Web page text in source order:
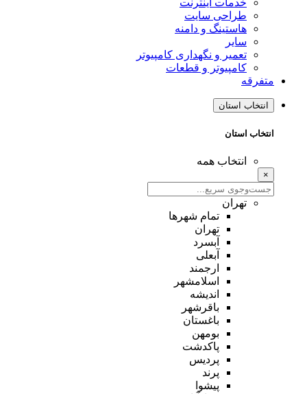
خدمات اینترنت
طراحی سایت
هاستینگ و دامنه
سایر
تعمیر و نگهداری کامپیوتر
کامپیوتر و قطعات
متفرقه
انتخاب استان
انتخاب استان
انتخاب همه
×
تهران
تمام شهر‌ها
تهران
آبسرد
آبعلی
ارجمند
اسلامشهر
اندیشه
باقرشهر
باغستان
بومهن
پاکدشت
پردیس
پرند
پیشوا